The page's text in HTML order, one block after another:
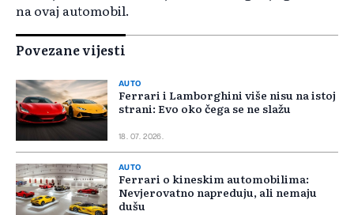
na ovaj automobil.
Povezane vijesti
AUTO
Ferrari i Lamborghini više nisu na istoj
strani: Evo oko čega se ne slažu
18. 07. 2026.
AUTO
Ferrari o kineskim automobilima:
Nevjerovatno napreduju, ali nemaju
dušu